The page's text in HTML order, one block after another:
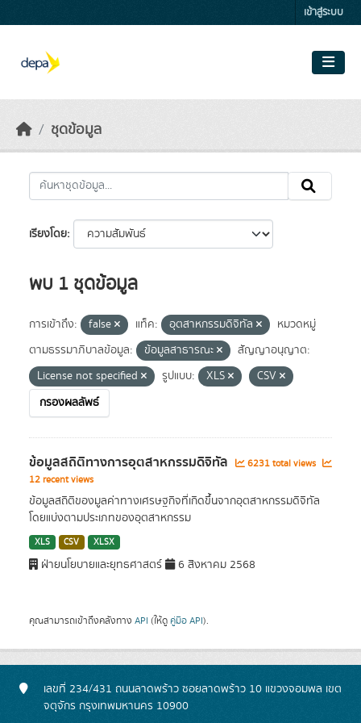
เข้าสู่ระบบ
ชุดข้อมูล
เรียงโดย
พบ 1 ชุดข้อมูล
การเข้าถึง: false แท็ค: อุตสาหกรรมดิจิทัล
หมวดหมู่
ตามธรรมาภิบาลข้อมูล:
ข้อมูลสาธารณะ
สัญญาอนุญาต:
License not specified
รูปแบบ: XLS
CSV
กรองผลลัพธ์
ข้อมูลสถิติทางการอุตสาหกรรมดิจิทัล
6231 total views
12 recent views
ข้อมูลสถิติของมูลค่าทางเศรษฐกิจที่เกิดขึ้นจากอุตสาหกรรมดิจิทัล
โดยแบ่งตามประเภทของอุตสาหกรรม
XLS CSV XLSX
ฝ่ายนโยบายและยุทธศาสตร์ 6 สิงหาคม 2568
คุณสามารถเข้าถึงคลังทาง API (ให้ดู คู่มือ API).
เลขที่ 234/431 ถนนลาดพร้าว ซอยลาดพร้าว 10 แขวงจอมพล เขต
จตุจักร กรุงเทพมหานคร 10900